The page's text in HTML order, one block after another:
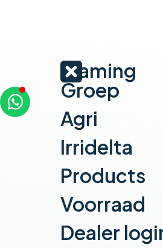
Vlaming
Groep
Agri
Irridelta
Products
Voorraad
Dealer
Vlaming Agri